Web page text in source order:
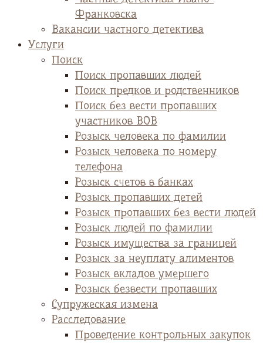
Франковска
Вакансии частного детектива
Услуги
Поиск
Поиск пропавших людей
Поиск предков и родственников
Поиск без вести пропавших
участников ВОВ
Розыск человека по фамилии
Розыск человека по номеру
телефона
Розыск счетов в банках
Розыск пропавших детей
Розыск пропавших без вести людей
Розыск людей по фамилии
Розыск имущества за границей
Розыск за неуплату алиментов
Розыск вкладов умершего
Розыск безвести пропавших
Супружеская измена
Расследование
Проведение контрольных закупок